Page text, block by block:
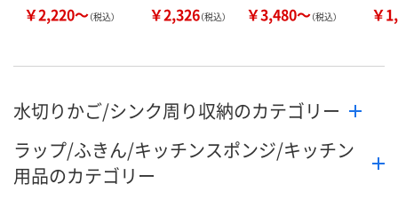
￥2,220～（税込） ￥2,326（税込） ￥3,480～（税込） ￥
水切りかご/シンク周り収納のカテゴリー
ラップ/ふきん/キッチンスポンジ/キッチン
用品のカテゴリー